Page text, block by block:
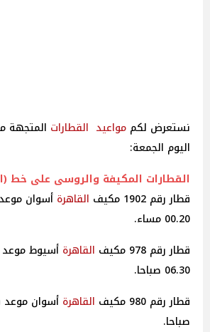
نستعرض لكم مواعيد القطارات المتجهة
اليوم الجمعة:
القطارات المكيفة والروسى على خط (
قطار رقم 1902 مكيف
القاهرة أسوان
00.20 مساء.
قطار رقم 978 مكيف
القاهرة أسيوط موعد
06.30 صباحا.
قطار رقم 980 مكيف
القاهرة
صباحا.